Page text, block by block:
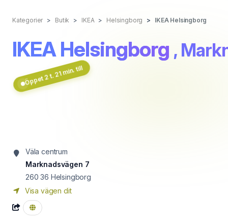
Kategorier Butik IKEA Helsingborg IKEA Helsingborg
IKEA Helsingborg ,
Öppet 2 t. 21 min. till
Väla centrum
Marknadsvägen 7
260 36 Helsingborg
Visa vägen dit